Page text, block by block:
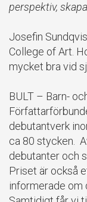
perspektiv,
Josefin
College of Art.
mycket bra vid
BULT – Barn-
debutantverk
ca 80 stycken.
debutanter och
Priset är också
informerade om